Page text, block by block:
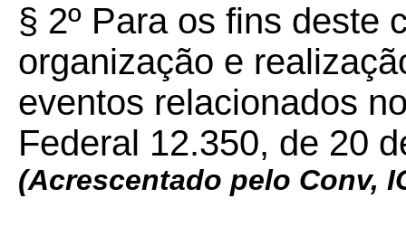
§ 2º Para os fins deste
organização e
eventos relacionados
Federal 12.350, de 20
(Acrescentado pelo Conv,